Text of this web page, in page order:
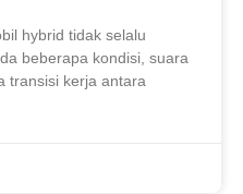
hybrid tidak selalu
beberapa kondisi, suara
transisi kerja antara